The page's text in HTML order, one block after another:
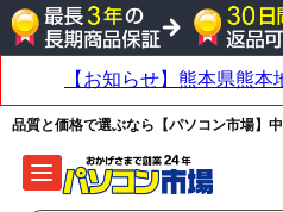
品質と価格で選ぶなら【パソコン市場】